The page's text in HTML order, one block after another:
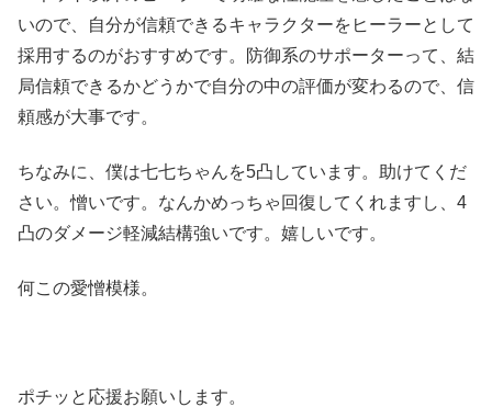
いので、自分が信頼できるキャラクターをヒーラーとして
採用するのがおすすめです。防御系のサポーターって、結
局信頼できるかどうかで自分の中の評価が変わるので、信
頼感が大事です。
ちなみに、僕は七七ちゃんを5凸しています。助けてくだ
さい。憎いです。なんかめっちゃ回復してくれますし、4
凸のダメージ軽減結構強いです。嬉しいです。
何この愛憎模様。
ポチッと応援お願いします。